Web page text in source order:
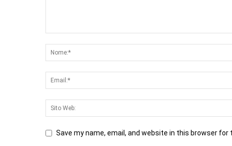
Save my name, email, and website in this browser for